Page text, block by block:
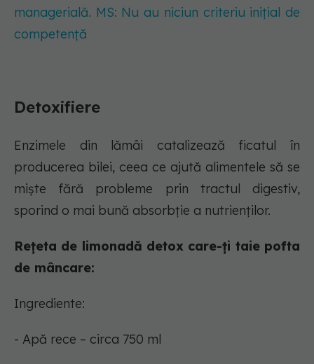
managerială. MS: Nu au niciun criteriu inițial de
competență
Detoxifiere
Enzimele din lămâi catalizează ficatul în
producerea bilei, ceea ce ajută alimentele să se
miște fără probleme prin tractul digestiv,
sporind o mai bună absorbție a nutrienților.
Rețeta de limonadă detox care-ți taie pofta
de mâncare:
Ingrediente:
- Apă rece – circa 750 ml